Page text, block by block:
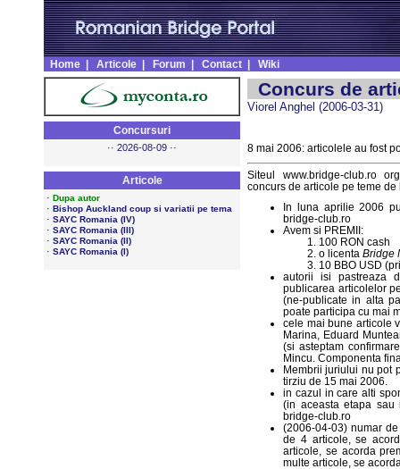
Home Articole Forum Contact Wiki
Concursuri
·· 2026-08-09 ··
Articole
· Dupa autor
· Bishop Auckland coup si variatii pe tema
· SAYC Romania (IV)
· SAYC Romania (III)
· SAYC Romania (II)
· SAYC Romania (I)
Concurs de
Viorel Anghel (2006-03-31)
8 mai 2006: articolele au fost
Siteul www.bridge-club.ro
concurs de articole pe teme de
In luna aprilie 2006
bridge-club.ro
Avem si PREMII:
100 RON cash
o licenta Bridge
10 BBO USD
autorii isi pastreaza
publicarea articolelor
(ne-publicate in alta
poate participa cu mai
cele mai bune articole
Marina, Eduard
(si asteptam
Mincu. Componenta
Membrii juriului nu pot
tirziu de 15 mai 2006.
in cazul in care alti
(in aceasta etapa sau
bridge-club.ro
(2006-04-03) numar
de 4 articole, se
articole, se acorda
multe articole, se